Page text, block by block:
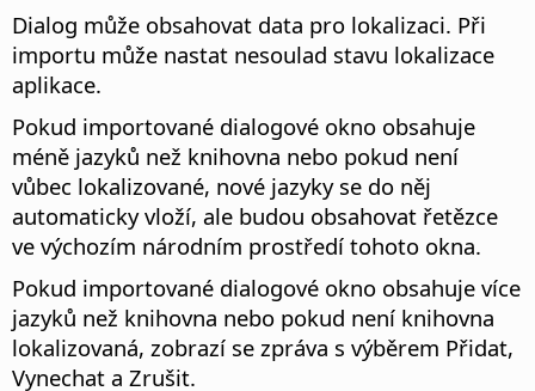
Dialog může obsahovat data pro lokalizaci. Při
importu může nastat nesoulad stavu lokalizace
aplikace.
Pokud importované dialogové okno obsahuje
méně jazyků než knihovna nebo pokud není
vůbec lokalizované, nové jazyky se do něj
automaticky vloží, ale budou obsahovat řetězce
ve výchozím národním prostředí tohoto okna.
Pokud importované dialogové okno obsahuje více
jazyků než knihovna nebo pokud není knihovna
lokalizovaná, zobrazí se zpráva s výběrem Přidat,
Vynechat a Zrušit.